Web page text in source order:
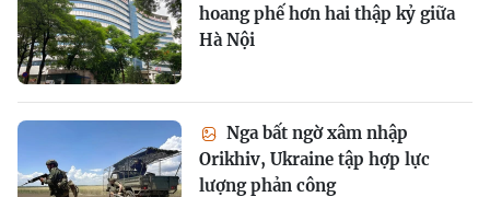
hoang phế hơn hai thập kỷ giữa
Hà Nội
Nga bất ngờ xâm nhập
Orikhiv, Ukraine tập hợp lực
lượng phản công